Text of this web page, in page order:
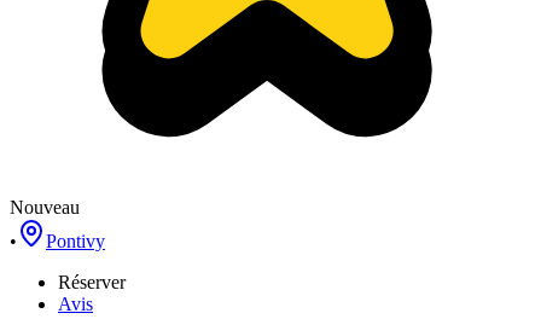
Nouveau
•
Pontivy
Réserver
Avis